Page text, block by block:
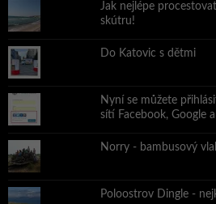
Jak nejlépe
skútru!
Do Katovic s dětmi
Nyní se můžete
sítí Facebook, Google
Norry - bambusový
Poloostrov Dingle -